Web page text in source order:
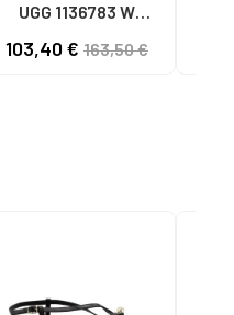
UGG 1136783 W
CHESTNUT
103,40 € 163,50 €